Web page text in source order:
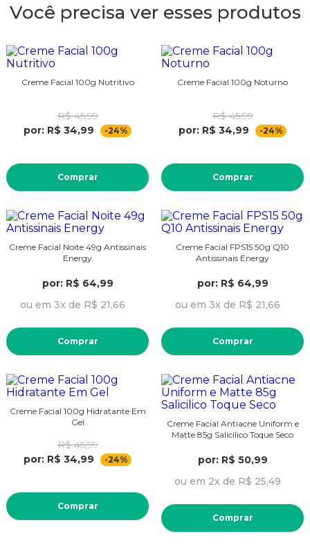
Você precisa ver esses produtos
Creme Facial 100g Nutritivo
R$ 45,99
por: R$ 34,99
-24%
Comprar
Creme Facial 100g Noturno
R$ 45,99
por: R$ 34,99
-24%
Comprar
Creme Facial Noite 49g Antissinais
Energy
por: R$ 64,99
ou em 3x de R$ 21,66
Comprar
Creme Facial FPS15 50g Q10
Antissinais Energy
por: R$ 64,99
ou em 3x de R$ 21,66
Comprar
Creme Facial 100g Hidratante Em
Gel
R$ 45,99
por: R$ 34,99
-24%
Comprar
Creme Facial Antiacne Uniform e
Matte 85g Salicilico Toque Seco
por: R$ 50,99
ou em 2x de R$ 25,49
Comprar